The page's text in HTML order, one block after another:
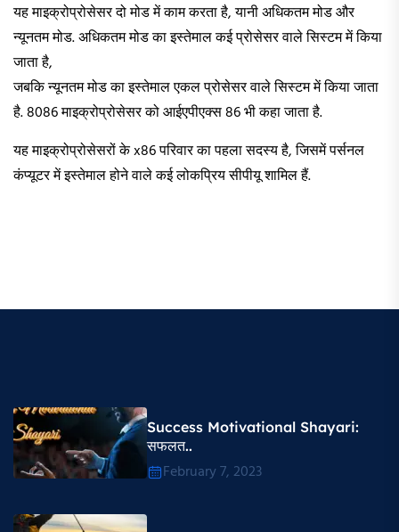
यह माइक्रोप्रोसेसर दो मोड में काम करता है, यानी अधिकतम मोड और
न्यूनतम मोड. अधिकतम मोड का इस्तेमाल कई प्रोसेसर वाले सिस्टम में किया
जाता है,
जबकि न्यूनतम मोड का इस्तेमाल एकल प्रोसेसर वाले सिस्टम में किया जाता
है. 8086 माइक्रोप्रोसेसर को आईएपीएक्स 86 भी कहा जाता है.
यह माइक्रोप्रोसेसरों के x86 परिवार का पहला सदस्य है, जिसमें पर्सनल
कंप्यूटर में इस्तेमाल होने वाले कई लोकप्रिय सीपीयू शामिल हैं.
Success Motivational Shayari​:
सफलत..
February 7, 2023